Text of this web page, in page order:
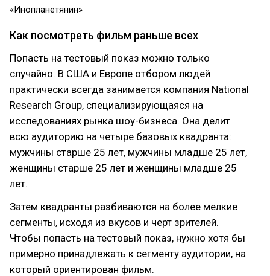
«Инопланетянин»
Как посмотреть фильм раньше всех
Попасть на тестовый показ можно только
случайно. В США и Европе отбором людей
практически всегда занимается компания National
Research Group, специализирующаяся на
исследованиях рынка шоу-бизнеса. Она делит
всю аудиторию на четыре базовых квадранта:
мужчины старше 25 лет, мужчины младше 25 лет,
женщины старше 25 лет и женщины младше 25
лет.
Затем квадранты разбиваются на более мелкие
сегменты, исходя из вкусов и черт зрителей.
Чтобы попасть на тестовый показ, нужно хотя бы
примерно принадлежать к сегменту аудитории, на
который ориентирован фильм.